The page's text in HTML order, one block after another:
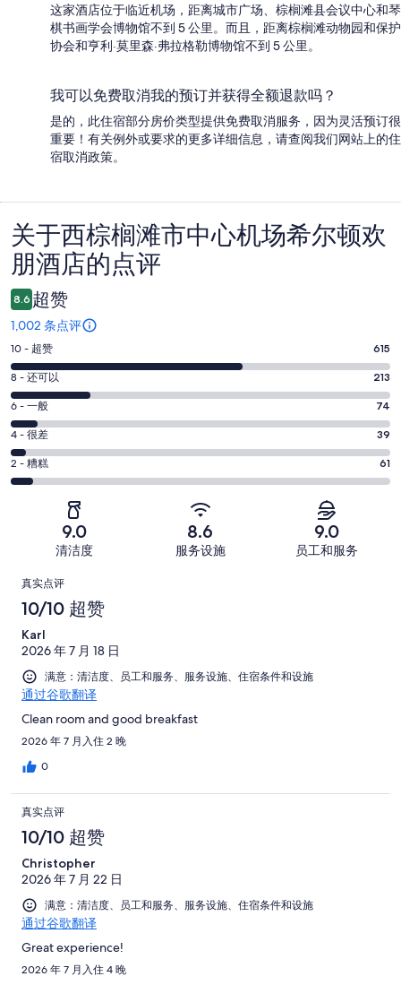
这家酒店位于临近机场，距离城市广场、棕榈滩县会议中心和琴
棋书画学会博物馆不到 5 公里。而且，距离棕榈滩动物园和保护
协会和亨利·莫里森·弗拉格勒博物馆不到 5 公里。
我可以免费取消我的预订并获得全额退款吗？
是的，此住宿部分房价类型提供免费取消服务，因为灵活预订很
重要！有关例外或要求的更多详细信息，请查阅我们网站上的住
宿取消政策。
点
评
关于西棕榈滩市中心机场希尔顿欢
朋酒店的点评
8.6 超赞
1,002 条点评
10
分
-
超
赞。
615
条
好
条
点
10 - 超赞 615
8
分
-
还
可
以。
有
1002
条
点
评
8 - 还可以 213
6
分
-
一
般。
共
有
1002
条
点
评
6 - 一般 74
4
分
-
评，
共
有
1002
条
点
4 - 很差 39
2
分
条
好
评，
共
有
1002
条
点
评
2 - 糟糕 61
9.0
清洁度
8.6
服务设施
9.0
员工和服务
点
评
真实点评
10/10 超赞
Karl
2026 年 7 月 18 日
满意：清洁度、员工和服务、服务设施、住宿条件和设施
通过谷歌翻译
Clean room and good breakfast
2026 年 7 月入住 2 晚
0
真实点评
10/10 超赞
Christopher
2026 年 7 月 22 日
满意：清洁度、员工和服务、服务设施、住宿条件和设施
通过谷歌翻译
Great experience!
2026 年 7 月入住 4 晚